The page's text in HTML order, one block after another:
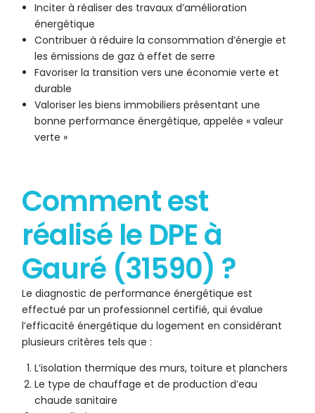
Inciter à réaliser des travaux d’amélioration
énergétique
Contribuer à réduire la consommation d’énergie et
les émissions de gaz à effet de serre
Favoriser la transition vers une économie verte et
durable
Valoriser les biens immobiliers présentant une
bonne performance énergétique, appelée « valeur
verte »
Comment est
réalisé le DPE à
Gauré (31590) ?
Le diagnostic de performance énergétique est
effectué par un professionnel certifié, qui évalue
l’efficacité énergétique du logement en considérant
plusieurs critères tels que :
L’isolation thermique des murs, toiture et planchers
Le type de chauffage et de production d’eau
chaude sanitaire